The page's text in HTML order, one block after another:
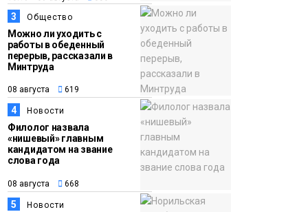
15:11
07 августа
Спорт
Игрок ФК «Норильск»
Артём Антошкин
помог сборной России
взять золото в
футзальном турнире
3 Общество
Можно ли уходить с
работы в обеденный
перерыв, рассказали в
Минтруда
08 августа 619
4 Новости
Филолог назвала
«нишевый» главным
кандидатом на звание
слова года
08 августа 668
5 Новости